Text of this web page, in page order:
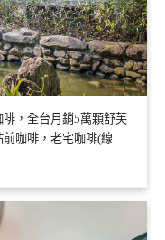
，全台月銷5萬顆舒芙
咖啡，老宅咖啡(線